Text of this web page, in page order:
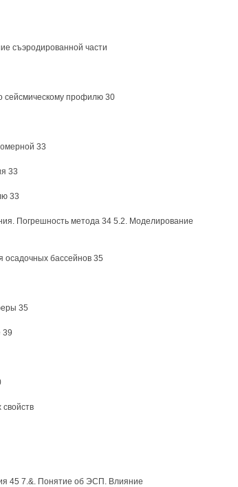
съэродированной части
сейсмическому профилю 30
33
33
33
Погрешность метода 34 5.2. Моделирование
осадочных бассейнов 35
35
39
45 7.&. Понятие об ЭСП. Влияние